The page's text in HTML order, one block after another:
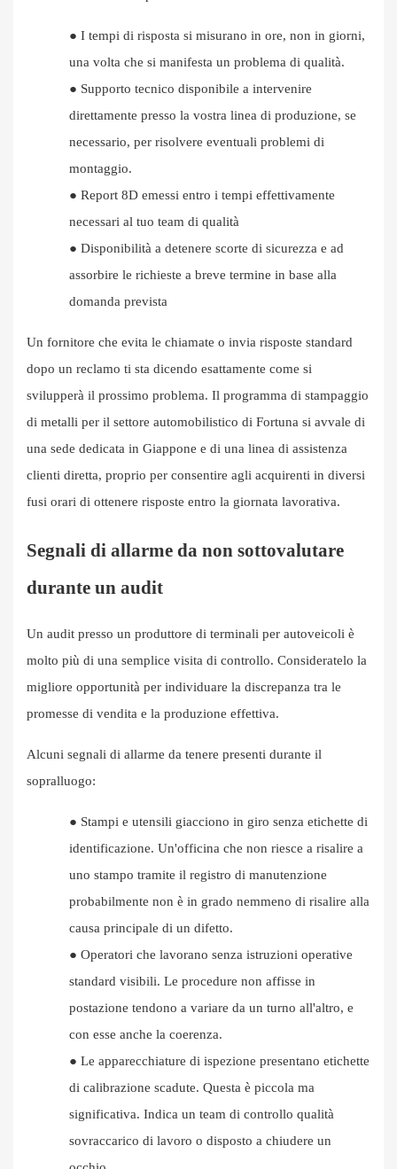
● I tempi di risposta si misurano in ore, non in giorni,
una volta che si manifesta un problema di qualità.
● Supporto tecnico disponibile a intervenire
direttamente presso la vostra linea di produzione, se
necessario, per risolvere eventuali problemi di
montaggio.
● Report 8D emessi entro i tempi effettivamente
necessari al tuo team di qualità
● Disponibilità a detenere scorte di sicurezza e ad
assorbire le richieste a breve termine in base alla
domanda prevista
Un fornitore che evita le chiamate o invia risposte standard
dopo un reclamo ti sta dicendo esattamente come si
svilupperà il prossimo problema. Il programma di stampaggio
di metalli per il settore automobilistico di Fortuna si avvale di
una sede dedicata in Giappone e di una linea di assistenza
clienti diretta, proprio per consentire agli acquirenti in diversi
fusi orari di ottenere risposte entro la giornata lavorativa.
Segnali di allarme da non sottovalutare
durante un audit
Un audit presso un produttore di terminali per autoveicoli è
molto più di una semplice visita di controllo. Consideratelo la
migliore opportunità per individuare la discrepanza tra le
promesse di vendita e la produzione effettiva.
Alcuni segnali di allarme da tenere presenti durante il
sopralluogo:
● Stampi e utensili giacciono in giro senza etichette di
identificazione. Un'officina che non riesce a risalire a
uno stampo tramite il registro di manutenzione
probabilmente non è in grado nemmeno di risalire alla
causa principale di un difetto.
● Operatori che lavorano senza istruzioni operative
standard visibili. Le procedure non affisse in
postazione tendono a variare da un turno all'altro, e
con esse anche la coerenza.
● Le apparecchiature di ispezione presentano etichette
di calibrazione scadute. Questa è piccola ma
significativa. Indica un team di controllo qualità
sovraccarico di lavoro o disposto a chiudere un